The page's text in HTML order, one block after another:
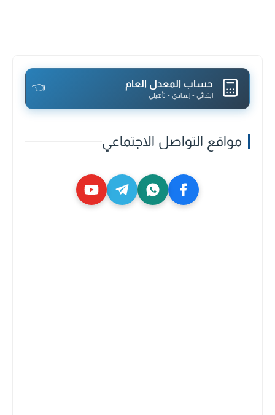
حساب المعدل العام
ابتدائي - إعدادي - تأهيلي
👈
مواقع التواصل الاجتماعي